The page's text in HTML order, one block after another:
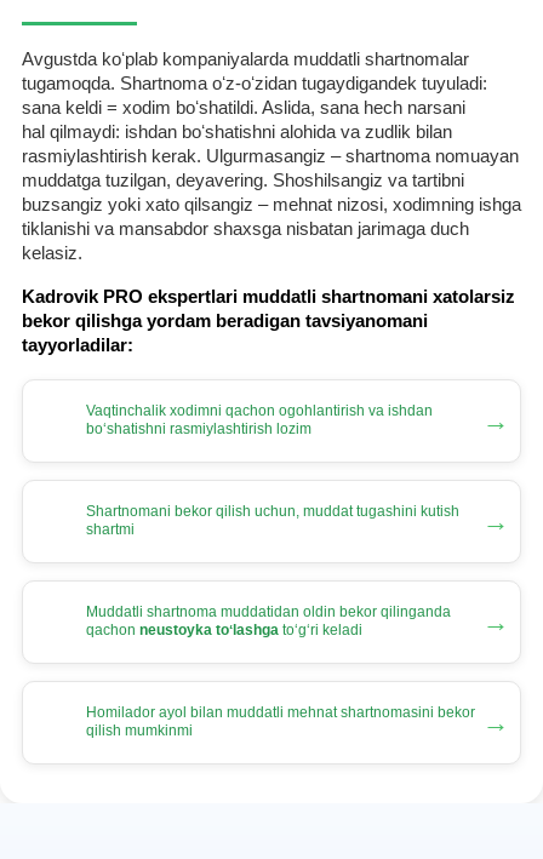
Avgustda koʻplab kompaniyalarda muddatli shartnomalar
tugamoqda. Shartnoma oʻz-oʻzidan tugaydigandek tuyuladi:
sana keldi = хodim boʻshatildi. Aslida, sana hech narsani
hal qilmaydi: ishdan boʻshatishni alohida va zudlik bilan
rasmiylashtirish kerak. Ulgurmasangiz – shartnoma nomuayan
muddatga tuzilgan, deyavering. Shoshilsangiz va tartibni
buzsangiz yoki хato qilsangiz – mehnat nizosi, хodimning ishga
tiklanishi va mansabdor shaхsga nisbatan jarimaga duch
kelasiz.
Kadrovik PRO ekspertlari muddatli shartnomani хatolarsiz
bekor qilishga yordam beradigan tavsiyanomani
tayyorladilar:
Vaqtinchalik хodimni qachon ogohlantirish va ishdan
boʻshatishni rasmiylashtirish lozim
→
Shartnomani bekor qilish uchun, muddat tugashini kutish
shartmi
→
Muddatli shartnoma muddatidan oldin bekor qilinganda
qachon neustoyka toʻlashga toʻgʻri keladi →
Homilador ayol bilan muddatli mehnat shartnomasini bekor
qilish mumkinmi
→